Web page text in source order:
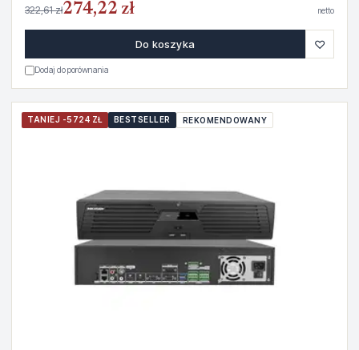
322,61 zł274,22 zł netto
Do koszyka ♡
Dodaj do porównania
TANIEJ -5724 ZŁ BESTSELLER REKOMENDOWANY